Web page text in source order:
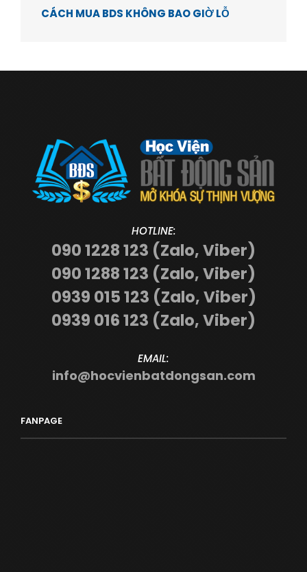
CÁCH MUA BDS KHÔNG BAO GIỜ LỖ
HOTLINE:
090 1228 123 (Zalo, Viber)
090 1288 123 (Zalo, Viber)
0939 015 123 (Zalo, Viber)
0939 016 123 (Zalo, Viber)
EMAIL:
info@hocvienbatdongsan.com
FANPAGE